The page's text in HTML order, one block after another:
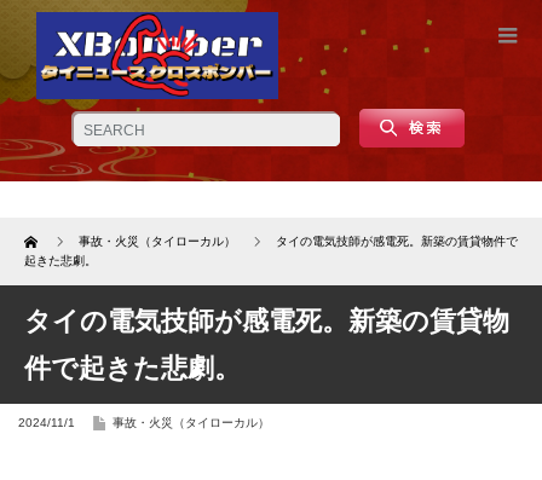
Home 事故・火災（タイローカル）
タイの電気技師が感電死。新築の賃貸物件で
起きた悲劇。
タイの電気技師が感電死。新築の賃貸物
件で起きた悲劇。
2024/11/1 事故・火災（タイローカル）